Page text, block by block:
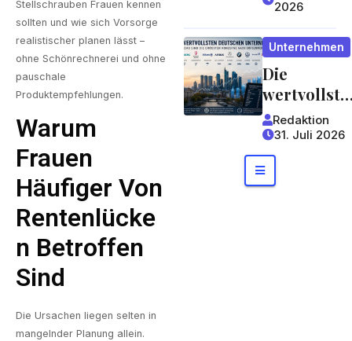
Stellschrauben Frauen kennen
sollten und wie sich Vorsorge
realistischer planen lässt –
ohne Schönrechnerei und ohne
pauschale
Produktempfehlungen.
Warum
Frauen
Häufiger Von
Rentenlücke
N Betroffen
Sind
Die Ursachen liegen selten in
mangelnder Planung allein.
Risiken
Lieferket
ten für
Unterneh
men und
Verbrauc
her
bergen
2026
Unternehmen
Die
wertvollste
n
deutschen
Konzerne
Redaktion
31. Juli 2026